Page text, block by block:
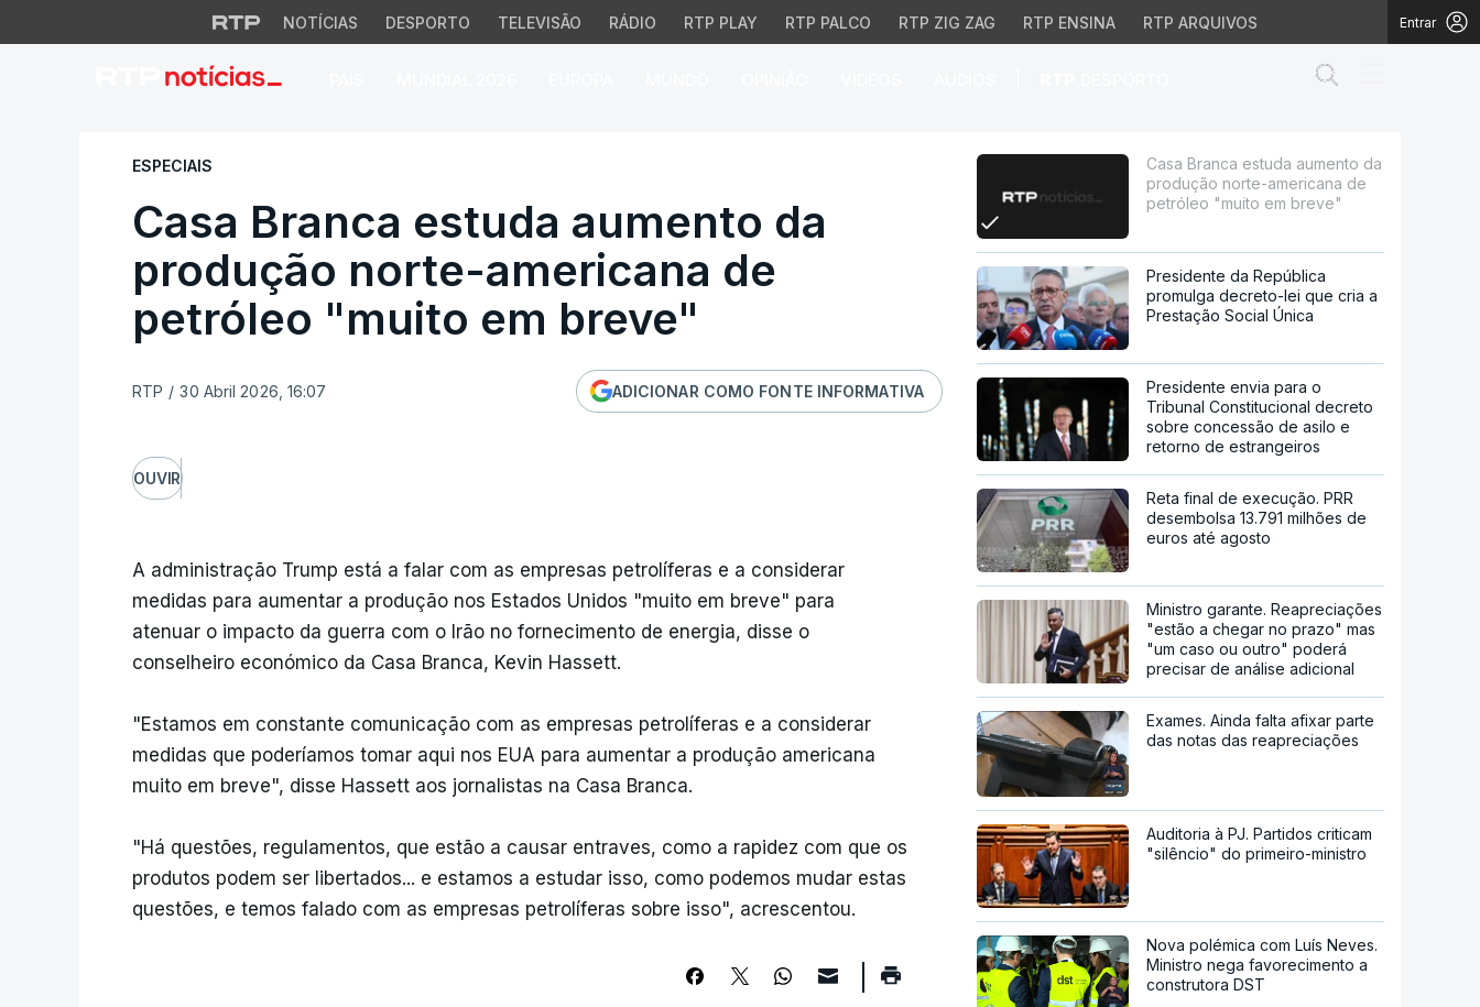
NOTÍCIAS DESPORTO TELEVISÃO RÁDIO RTP PLAY RTP PALCO RTP ZIG ZAG RTP ENSINA RTP ARQUIVOS Entrar
Casa Branca estuda aumento da produção norte-americana de
ESPECIAIS
Casa Branca estuda aumento da
produção norte-americana de
petróleo "muito em breve"
RTP / 30 Abril 2026, 16:07 ADICIONAR COMO FONTE INFORMATIVA
OUVIR
A administração Trump está a falar com as empresas petrolíferas e a considerar
medidas para aumentar a produção nos Estados Unidos "muito em breve" para
atenuar o impacto da guerra com o Irão no fornecimento de energia, disse o
conselheiro económico da Casa Branca, Kevin Hassett.
"Estamos em constante comunicação com as empresas petrolíferas e a considerar
medidas que poderíamos tomar aqui nos EUA para aumentar a produção americana
muito em breve", disse Hassett aos jornalistas na Casa Branca.
"Há questões, regulamentos, que estão a causar entraves, como a rapidez com que os
produtos podem ser libertados... e estamos a estudar isso, como podemos mudar estas
questões, e temos falado com as empresas petrolíferas sobre isso", acrescentou.
Casa Branca estuda aumento da
produção norte-americana de
petróleo "muito em breve"
Presidente da República
promulga decreto-lei que cria a
Prestação Social Única
Presidente envia para o
Tribunal Constitucional decreto
sobre concessão de asilo e
retorno de estrangeiros
Reta final de execução. PRR
desembolsa 13.791 milhões de
euros até agosto
Ministro garante. Reapreciações
"estão a chegar no prazo" mas
"um caso ou outro" poderá
precisar de análise adicional
Exames. Ainda falta afixar parte
das notas das reapreciações
Auditoria à PJ. Partidos criticam
"silêncio" do primeiro-ministro
Nova polémica com Luís Neves.
Ministro nega favorecimento a
construtora DST